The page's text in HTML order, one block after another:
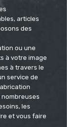
articles
des
ou une
à votre image
à travers le
service de
nombreuses
les
et vous faire